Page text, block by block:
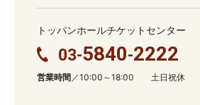
トッパンホールチケットセンター
03-5840-2222
営業時間 ／10:00～18:00 土日祝休